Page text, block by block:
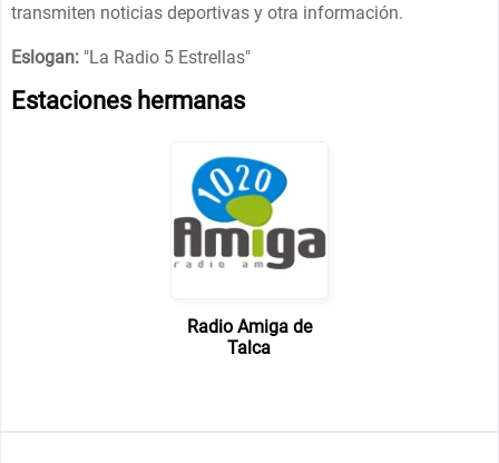
transmiten noticias deportivas y otra información.
Eslogan: "La Radio 5 Estrellas"
Estaciones hermanas
Radio Amiga de
Talca